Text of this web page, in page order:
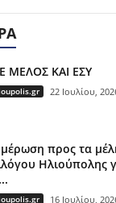
ΜΕΛΟΣ ΚΑΙ ΕΣΥ
22 Ιουλίου,
προς τα
Ηλιούπολης
16 Ιουλίου,